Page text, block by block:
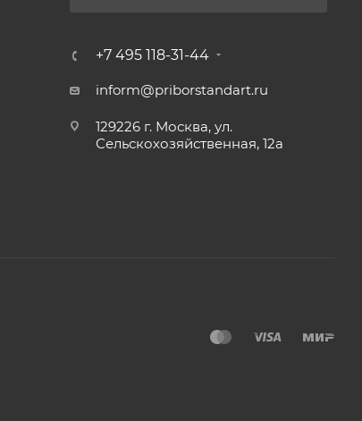
+7 495 118-31-44
inform@priborstandart.ru
129226 г. Москва, ул.
Сельскохозяйственная, 12а